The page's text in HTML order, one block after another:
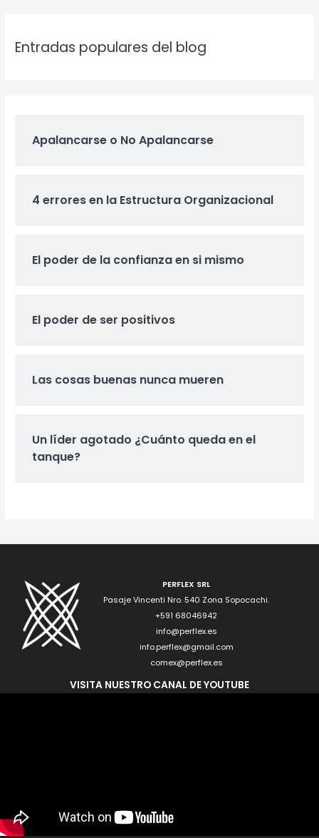
Entradas populares del blog
Apalancarse o No Apalancarse
4 errores en la Estructura Organizacional
El poder de la confianza en si mismo
El poder de ser positivos
Las cosas buenas nunca mueren
Un líder agotado ¿Cuánto queda en el
tanque?
PERFLEX SRL
Pasaje Vincenti Nro. 540 Zona Sopocachi.
+591 68046942
info@perflex.es
info.perflex@gmail.com
comex@perflex.es
VISITA NUESTRO CANAL DE YOUTUBE